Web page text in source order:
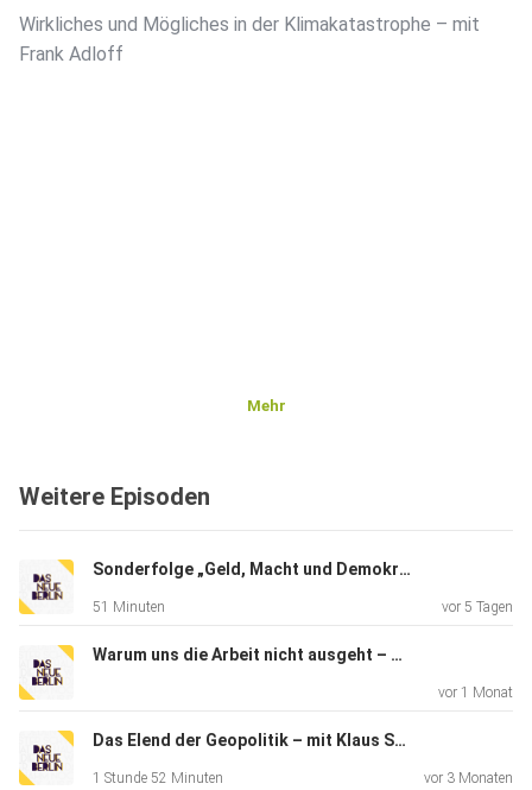
Wirkliches und Mögliches in der Klimakatastrophe – mit
Frank Adloff
Mehr
Weitere Episoden
Sonderfolge „Geld, Macht und Demokratie – Politische Theorien öffentlicher Finanzen“
51 Minuten vor 5 Tagen
Warum uns die Arbeit nicht ausgeht – mit Florian Butollo
vor 1 Monat
Das Elend der Geopolitik – mit Klaus Schlichte
1 Stunde 52 Minuten vor 3 Monaten